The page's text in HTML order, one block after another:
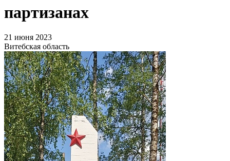
партизанах
21 июня 2023
Витебская область